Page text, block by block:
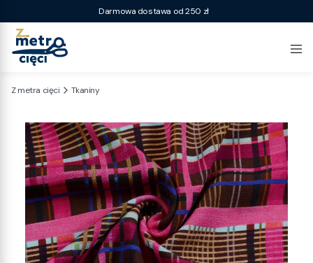
Darmowa dostawa od 250 zł
Z metra cięci Tkaniny